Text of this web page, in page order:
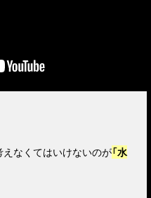
えなくてはいけないのが「水